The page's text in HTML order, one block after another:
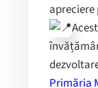
Primăria